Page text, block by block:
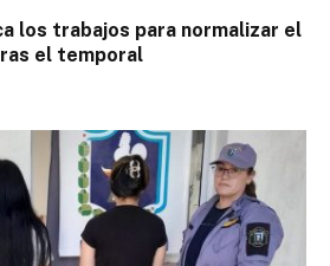
los trabajos para normalizar el
el temporal